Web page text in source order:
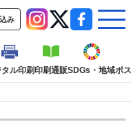
み
ル印刷印刷通販SDGs・地域ポ